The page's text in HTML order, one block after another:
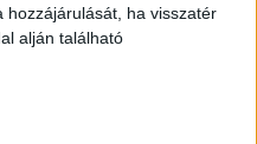
hozzájárulását, ha visszatér
alján található